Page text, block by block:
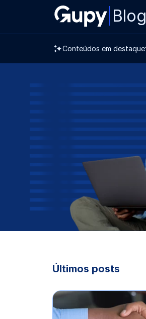
Blog
Conteúdos em destaque
Últimos posts